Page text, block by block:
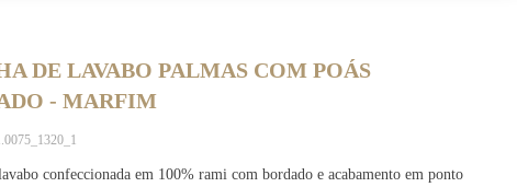
DE LAVABO PALMAS COM POÁS
- MARFIM
confeccionada em 100% rami com bordado e acabamento em ponto